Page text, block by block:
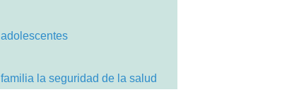
adolescentes
familia la seguridad de la salud